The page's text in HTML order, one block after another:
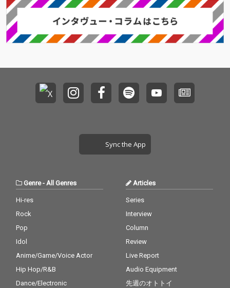
Sync the App
Genre-All Genres
Hi-res
Rock
Pop
Idol
Anime/Game/Voice Actor
Hip Hop/R&B
Dance/Electronic
Articles
Series
Interview
Column
Review
Live Report
Audio Equipment
先週のオトトイ